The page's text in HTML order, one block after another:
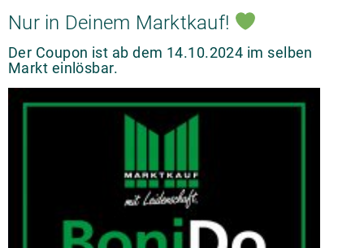
Nur in Deinem Marktkauf!
Der Coupon ist ab dem 14.10.2024 im selben
Markt einlösbar.